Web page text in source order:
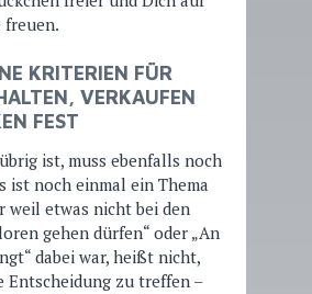
freuen.
KRITERIEN FÜR
VERKAUFEN
FEST
ist, muss ebenfalls noch
ist noch einmal ein Thema
weil etwas nicht bei den
gehen dürfen“ oder „An
dabei war, heißt nicht,
Entscheidung zu treffen –